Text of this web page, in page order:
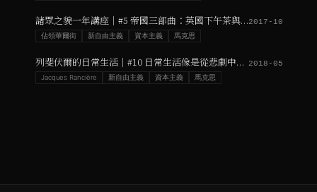
諸眾之貌一年講座｜#5 帝國三部曲：英國下午茶與印度農場2017-10
佔領華爾街 新自由主義 資本主義 馬克思
列斐伏爾的日常生活｜#10 日常生活像是從悲劇中好不容易活下來的難民 2018-05
Jacques Rancière 新自由主義 資本主義 馬克思